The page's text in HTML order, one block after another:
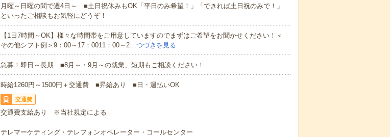
月曜～日曜の間で週4日～ ■土日祝休みもOK「平日のみ希望！」「できれば土日祝のみで！」
といったご相談もお気軽にどうぞ！
【1日7時間～OK】様々な時間帯をご用意していますのでまずはご希望をお聞かせください！＜
その他シフト例＞9：00～17：0011：00～2…つづきを見る
急募！即日～長期 ■8月～・9月～の就業、短期もご相談ください！
時給1260円～1500円＋交通費 ■昇給あり ■日・週払いOK
交通費
交通費支給あり ※当社規定による
テレマーケティング・テレフォンオペレーター・コールセンター